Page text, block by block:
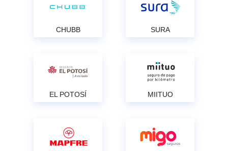
CHUBB SURA
EL POTOSÍ MIITUO